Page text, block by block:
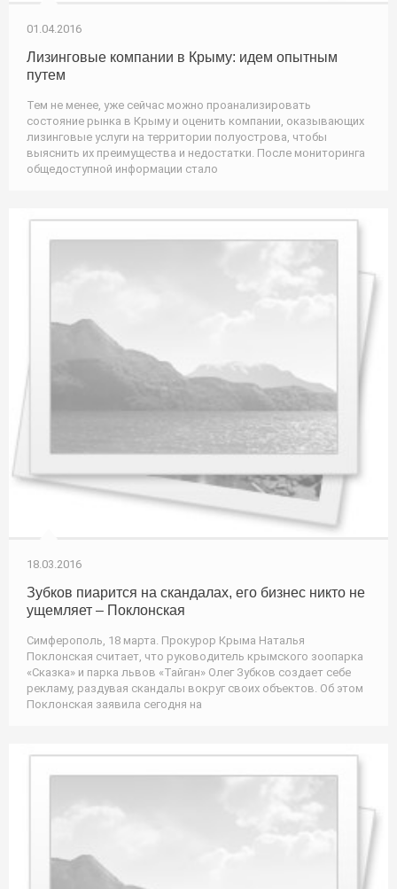
01.04.2016
Лизинговые компании в Крыму: идем опытным
путем
Тем не менее, уже сейчас можно проанализировать
состояние рынка в Крыму и оценить компании, оказывающих
лизинговые услуги на территории полуострова, чтобы
выяснить их преимущества и недостатки. После мониторинга
общедоступной информации стало
18.03.2016
Зубков пиарится на скандалах, его бизнес никто не
ущемляет – Поклонская
Симферополь, 18 марта. Прокурор Крыма Наталья
Поклонская считает, что руководитель крымского зоопарка
«Сказка» и парка львов «Тайган» Олег Зубков создает себе
рекламу, раздувая скандалы вокруг своих объектов. Об этом
Поклонская заявила сегодня на